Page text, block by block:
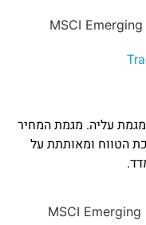
עליה. מגמת המחיר
הטווח ומאותתת על